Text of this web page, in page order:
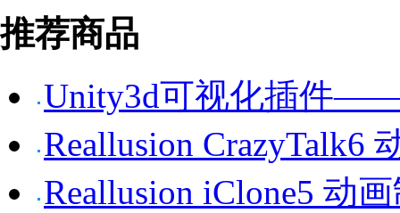
推荐商品
Unity3d可视化插件
Reallusion CrazyTalk6
Reallusion iClone5 动